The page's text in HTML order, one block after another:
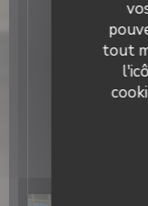
tout
l’ambiance
détendue.
temps, sans